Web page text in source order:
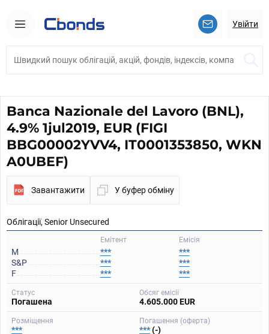
Увійти
Banca Nazionale del Lavoro (BNL),
4.9% 1jul2019, EUR (FIGI
BBG00002YVV4, IT0001353850, WKN
A0UBEF)
Завантажити У буфер обміну
Облігації, Senior Unsecured
Емісія
Емітент
M ***
***
S&P
***
***
F
***
***
Статус
Погашена
Обсяг емісії
4.605.000 EUR
Розміщення
***
Погашення (оферта)
***(-)